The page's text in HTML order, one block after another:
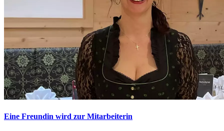
Eine Freundin wird zur Mitarbeiterin